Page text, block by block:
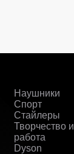
Наушники
Спорт
Стайлеры
Творчество и
работа
Dyson